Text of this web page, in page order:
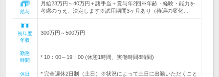
給与
月給23万円～40万円＋諸手当＋賞与年2回※年齢・経験・能力を
考慮のうえ、決定します※試用期間3ヶ月あり（待遇の変化…
初年度
年収
300万円～500万円
勤務
時間
* 10：00～19：00 (休憩1時間、実働時間8時間)
休日
* 完全週休2日制（土日）※状況によって土日に出勤いただくこと